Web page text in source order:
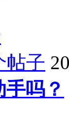
帖子
吗？